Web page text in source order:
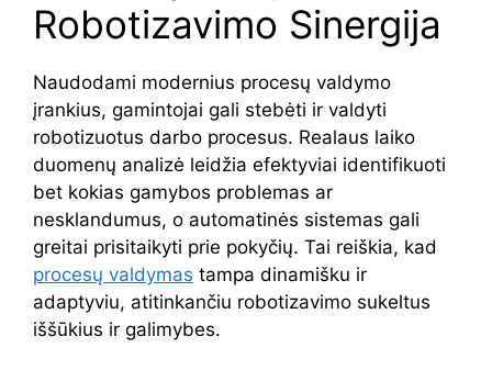
Robotizavimo Sinergija
Naudodami modernius procesų valdymo
įrankius, gamintojai gali stebėti ir valdyti
robotizuotus darbo procesus. Realaus laiko
duomenų analizė leidžia efektyviai identifikuoti
bet kokias gamybos problemas ar
nesklandumus, o automatinės sistemas gali
greitai prisitaikyti prie pokyčių. Tai reiškia, kad
procesų valdymas tampa dinamišku ir
adaptyviu, atitinkančiu robotizavimo sukeltus
iššūkius ir galimybes.